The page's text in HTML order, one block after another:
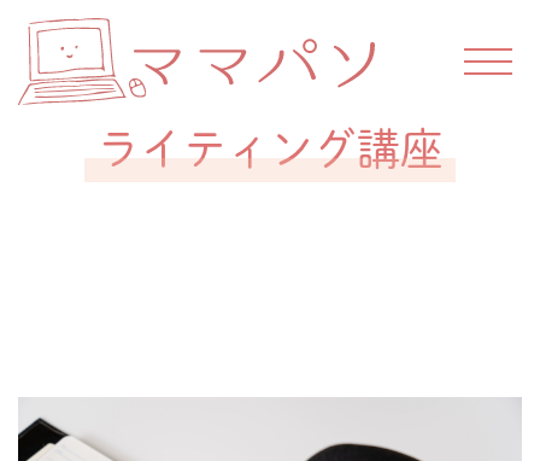
content
パ
を
つ
け
ライティング講座